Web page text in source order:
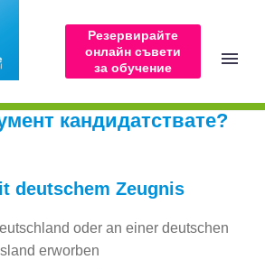
Резервирайте
онлайн съвети
за обучение
(БЪЛГАРСКИ)
кандидатствате?
deutschem Zeugnis
oder an einer deutschen
erworben